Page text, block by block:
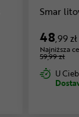
Smar
48,99 zł
Najniższa
59,99 zł
U